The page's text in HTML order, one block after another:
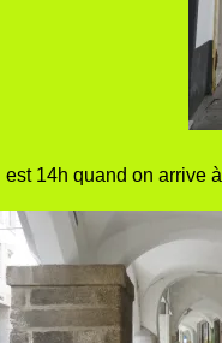
Il est 14h quand on arrive à